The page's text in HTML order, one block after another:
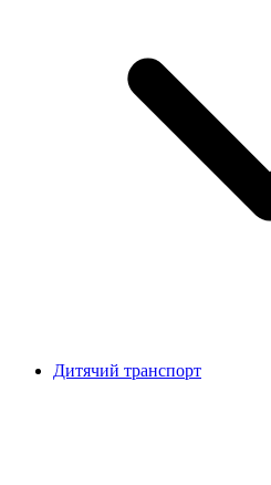
Дитячий транспорт